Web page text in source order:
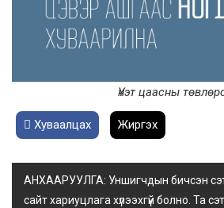
Үнэт цаасны
Хуваалцах Жиргэх
АНХААРУУЛГА: Уншигчдын бичсэн
сайт хариуцлага хүлээхгүй болно. Та